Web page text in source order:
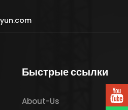
Быстрые ссылки
About-Us